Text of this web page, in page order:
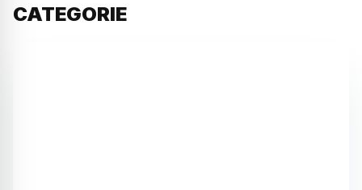
CATEGORIE